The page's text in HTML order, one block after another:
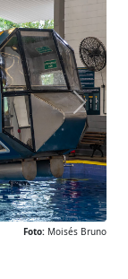
Foto: Moisés Bruno